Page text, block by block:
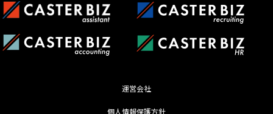
運営会社
個人情報保護方針